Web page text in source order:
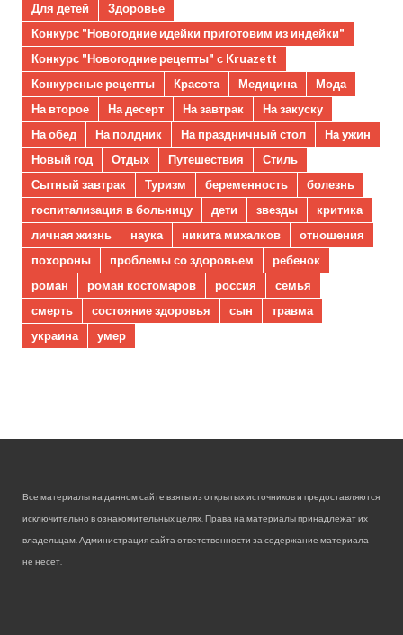
Для детей
Здоровье
Конкурс "Новогодние идейки приготовим из индейки"
Конкурс "Новогодние рецепты" с Kruazett
Конкурсные рецепты
Красота Медицина
Мода
На второе
На десерт На завтрак
На закуску
На обед
На полдник На праздничный стол
На ужин
Новый год
Отдых Путешествия
Стиль
Сытный завтрак
Туризм беременность
болезнь
госпитализация в больницу
дети звезды
критика
личная жизнь
наука никита михалков
отношения
похороны
проблемы со здоровьем
ребенок
роман
роман костомаров россия
семья
смерть
состояние здоровья сын
травма
украина
умер
Все материалы на данном сайте взяты из открытых источников и предоставляются
исключительно в ознакомительных целях. Права на материалы принадлежат их
владельцам. Администрация сайта ответственности за содержание материала
не несет.